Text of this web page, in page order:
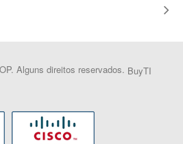
Alguns direitos reservados. BuyTI